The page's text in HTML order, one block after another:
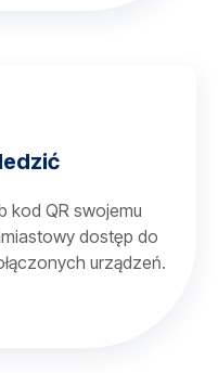
kod QR swojemu
dostęp do
urządzeń.